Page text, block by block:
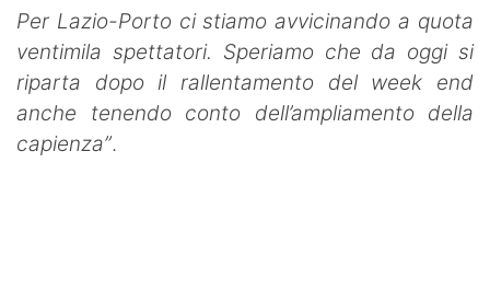
Per Lazio-Porto ci stiamo avvicinando a quota
ventimila spettatori. Speriamo che da oggi si
riparta dopo il rallentamento del week end
anche tenendo conto dell’ampliamento della
capienza”.